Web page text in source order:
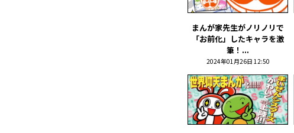
まんが家先生がノリノリで
「お前化」したキャラを激
筆！...
2024年01月26日 12:50